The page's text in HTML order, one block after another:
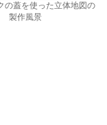
の蓋を使った立体地図の
製作風景